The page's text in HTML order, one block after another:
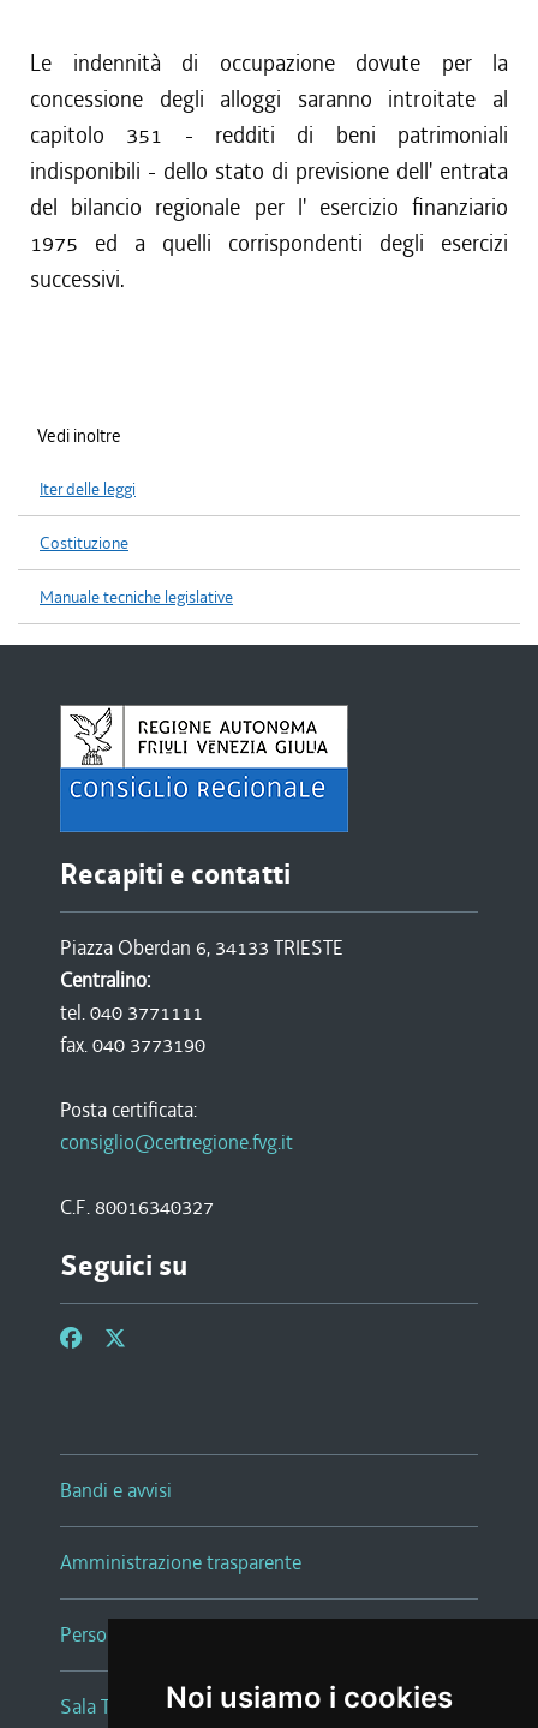
Noi usiamo i cookies
Le indennità di occupazione dovute per la
concessione degli alloggi saranno introitate al
capitolo 351 - redditi di beni patrimoniali
indisponibili - dello stato di previsione dell' entrata
del bilancio regionale per l' esercizio finanziario
1975 ed a quelli corrispondenti degli esercizi
successivi.
Vedi inoltre
Iter delle leggi
Costituzione
Manuale tecniche legislative
Recapiti e contatti
Piazza Oberdan 6, 34133 TRIESTE
Centralino:
tel. 040 3771111
fax. 040 3773190
Posta certificata:
consiglio@certregione.fvg.it
C.F. 80016340327
Seguici su
Bandi e avvisi
Amministrazione trasparente
Persone e Uffici
Sala Tiziano Tessitori